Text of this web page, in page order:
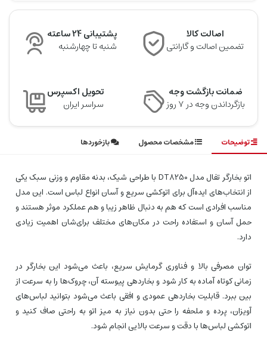
اصالت کالا
تضمین اصالت و گارانتی
پشتیبانی 24 ساعته
شنبه تا چهارشنبه
ضمانت بازگشت وجه
بازگرداندن وجه در ۷ روز
تحویل اکسپرس
سراسر ایران
توضیحات مشخصات محصول بازخوردها
اتو بخارگر تفال مدل DT8250 با طراحی شیک، بدنه مقاوم و وزنی سبک یکی
از انتخاب‌های ایده‌آل برای اتوکشی سریع و آسان انواع لباس است. این مدل
مناسب افرادی است که هم به دنبال ظاهر زیبا و هم عملکرد موثر هستند و
حمل آسان و استفاده راحت در مکان‌های مختلف برای‌شان اهمیت زیادی
دارد.
توان مصرفی بالا و فناوری گرمایش سریع، باعث می‌شود این بخارگر در
زمانی کوتاه آماده به کار شود و بخاردهی پیوسته آن، چروک‌ها را به سرعت از
بین ببرد. قابلیت بخاردهی عمودی و افقی باعث می‌شود بتوانید لباس‌های
آویزان، پرده و ملحفه را حتی بدون نیاز به میز اتو به راحتی صاف کنید و
اتوکشی لباس‌ها با دقت و سرعت بالایی انجام شود.